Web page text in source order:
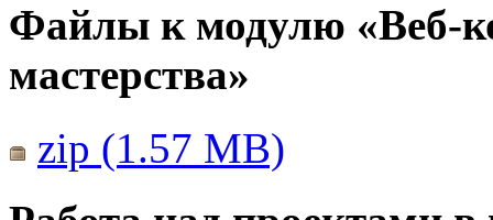
Файлы к модулю «Веб-
мастерства»
zip (1.57 MB)